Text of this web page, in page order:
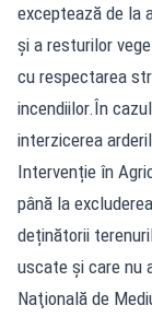
exceptează de la
şi a resturilor
cu respectarea
incendiilor.În
interzicerea
Intervenție în
până la
deținătorii
uscate și care nu
Naţională de